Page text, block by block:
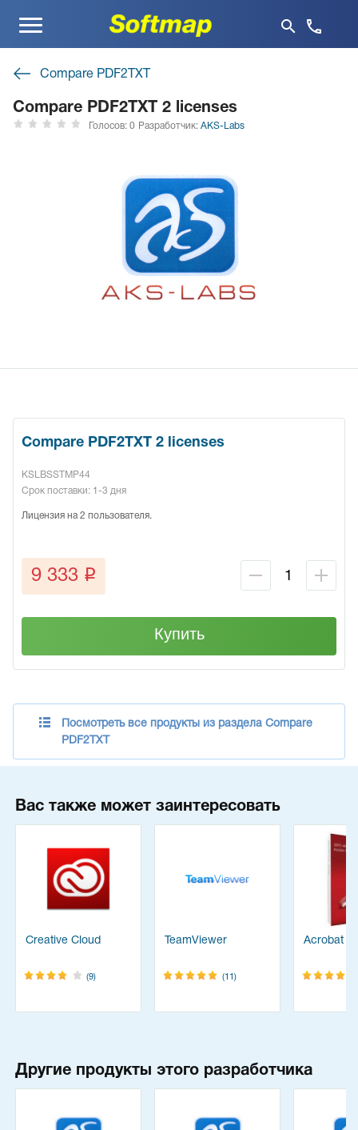
Меню
Compare PDF2TXT
Compare PDF2TXT 2 licenses
Голосов: 0 Разработчик: AKS-Labs
Compare PDF2TXT 2 licenses
KSLBSSTMP44
Срок поставки: 1-3 дня
Лицензия на 2 пользователя.
9 333 q
Купить
Посмотреть все продукты из раздела Compare
PDF2TXT
Вас также может заинтересовать
Creative Cloud
(9)
TeamViewer
(11)
Acrobat
Другие продукты этого разработчика